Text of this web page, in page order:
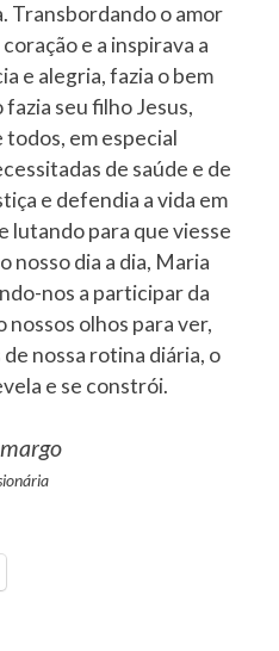
Transbordando o amor
e a inspirava a
e alegria, fazia o bem
fazia seu filho Jesus,
todos, em especial
de saúde e de
e defendia a vida em
lutando para que viesse
nosso dia a dia, Maria
nos a participar da
nossos olhos para ver,
nossa rotina diária, o
e se constrói.